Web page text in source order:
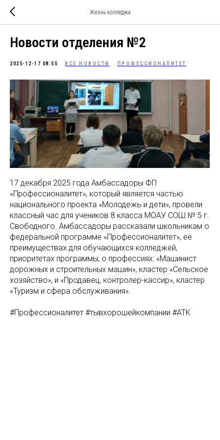
Жизнь колледжа
Новости отделения №2
2025-12-17 08:55 ВСЕ НОВОСТИ ПРОФЕССИОНАЛИТЕТ
17 декабря 2025 года Амбассадоры ФП
«Профессионалитет», который является частью
национального проекта «Молодежь и дети», провели
классный час для учеников 8 класса МОАУ СОШ № 5 г.
Свободного. Амбассадоры рассказали школьникам о
федеральной программе «Профессионалитет», её
преимуществах для обучающихся колледжей,
приоритетах программы, о профессиях: «Машинист
дорожных и строительных машин», кластер «Сельское
хозяйство», и «Продавец, контролер-кассир», кластер
«Туризм и сфера обслуживания».
#Профессионалитет #тывхорошейкомпании #АТК